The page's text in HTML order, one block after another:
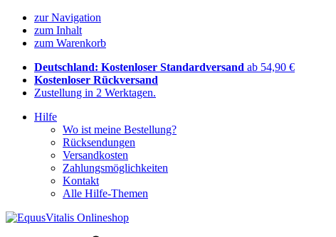
zur Navigation
zum Inhalt
zum Warenkorb
Deutschland: Kostenloser Standardversand ab 54,90 €
Kostenloser Rückversand
Zustellung in 2 Werktagen.
Hilfe
Wo ist meine Bestellung?
Rücksendungen
Versandkosten
Zahlungsmöglichkeiten
Kontakt
Alle Hilfe-Themen